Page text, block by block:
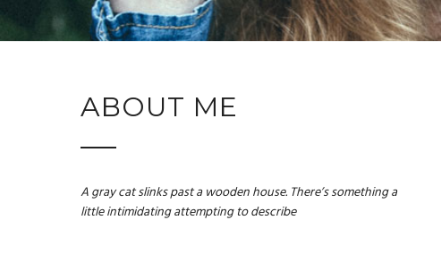
ABOUT ME
A gray cat slinks past a wooden house. There’s something a
little intimidating attempting to describe